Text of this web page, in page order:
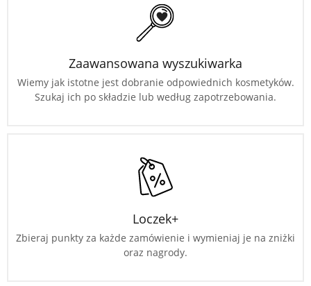
Zaawansowana wyszukiwarka
Wiemy jak istotne jest dobranie odpowiednich kosmetyków.
Szukaj ich po składzie lub według zapotrzebowania.
Loczek+
Zbieraj punkty za każde zamówienie i wymieniaj je na zniżki
oraz nagrody.